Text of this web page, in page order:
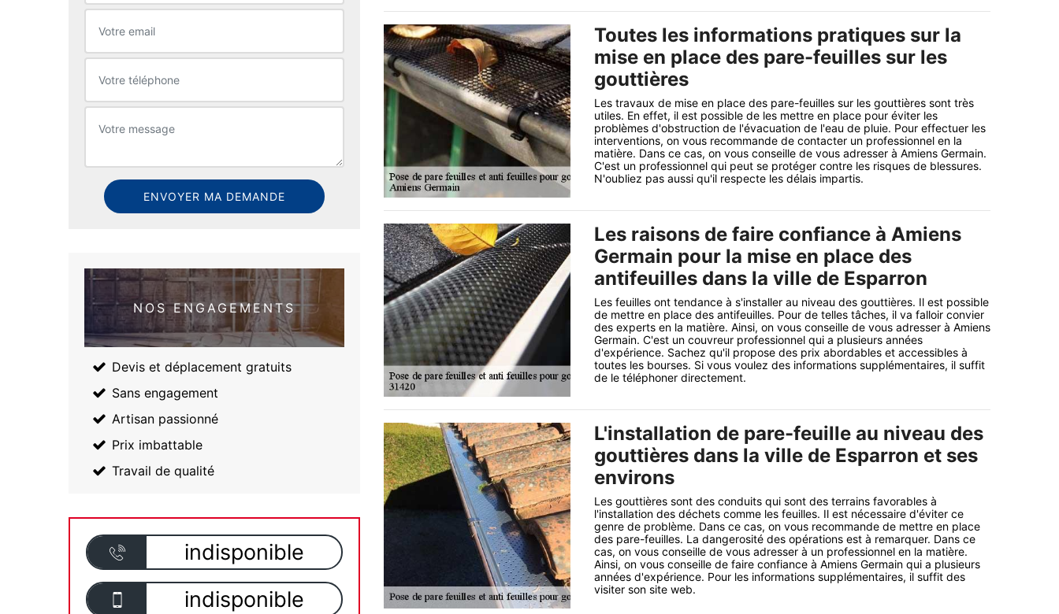
NOS ENGAGEMENTS
Devis et déplacement gratuits
Sans engagement
Artisan passionné
Prix imbattable
Travail de qualité
indisponible
indisponible
Toutes les informations pratiques sur la
mise en place des pare-feuilles sur les
gouttières
Les travaux de mise en place des pare-feuilles sur les gouttières sont très
utiles. En effet, il est possible de les mettre en place pour éviter les
problèmes d'obstruction de l'évacuation de l'eau de pluie. Pour effectuer les
interventions, on vous recommande de contacter un professionnel en la
matière. Dans ce cas, on vous conseille de vous adresser à Amiens Germain.
C'est un professionnel qui peut se protéger contre les risques de blessures.
N'oubliez pas aussi qu'il respecte les délais impartis.
Les raisons de faire confiance à Amiens
Germain pour la mise en place des
antifeuilles dans la ville de Esparron
Les feuilles ont tendance à s'installer au niveau des gouttières. Il est possible
de mettre en place des antifeuilles. Pour de telles tâches, il va falloir convier
des experts en la matière. Ainsi, on vous conseille de vous adresser à Amiens
Germain. C'est un couvreur professionnel qui a plusieurs années
d'expérience. Sachez qu'il propose des prix abordables et accessibles à
toutes les bourses. Si vous voulez des informations supplémentaires, il suffit
de le téléphoner directement.
L'installation de pare-feuille au niveau des
gouttières dans la ville de Esparron et ses
environs
Les gouttières sont des conduits qui sont des terrains favorables à
l'installation des déchets comme les feuilles. Il est nécessaire d'éviter ce
genre de problème. Dans ce cas, on vous recommande de mettre en place
des pare-feuilles. La dangerosité des opérations est à remarquer. Dans ce
cas, on vous conseille de vous adresser à un professionnel en la matière.
Ainsi, on vous conseille de faire confiance à Amiens Germain qui a plusieurs
années d'expérience. Pour les informations supplémentaires, il suffit des
visiter son site web.